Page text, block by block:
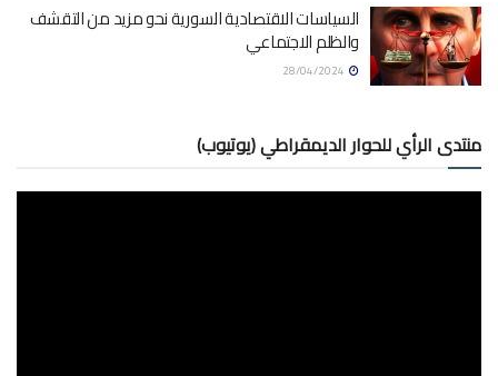
السياسات الاقتصادية السورية نحو مزيد من التقشف
والظلم الاجتماعي
منتدى الرأي للحوار الديمقراطي (يوتيوب)